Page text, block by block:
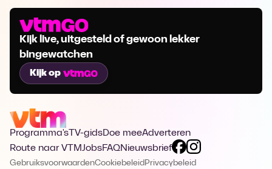
Kijk live, uitgesteld of gewoon lekker
bingewatchen
Kijk op
Programma's TV-gidsDoe meeAdverteren
Route naar VTMJobsFAQNieuwsbrief
GebruiksvoorwaardenCookiebeleid Privacybeleid